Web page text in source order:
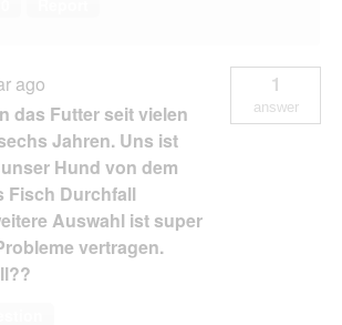
ago
das Futter seit vielen
Jahren. Uns ist
Hund von dem
Fisch Durchfall
Auswahl ist super
vertragen.
1
answer